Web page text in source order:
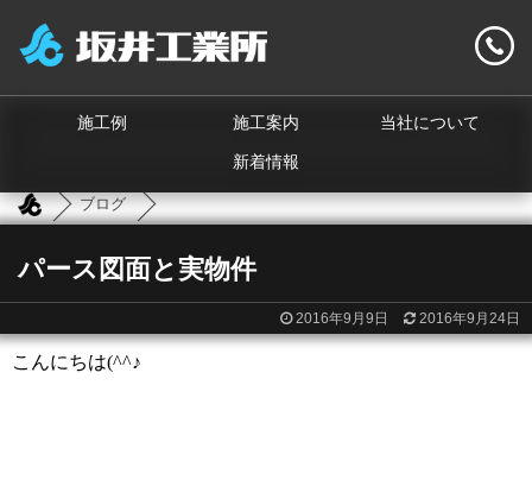
施工例 施工案内 当社について
新着情報
ブログ
パース図面と実物件
2016年9月9日 2016年9月24日
こんにちは(^^♪